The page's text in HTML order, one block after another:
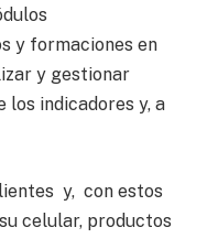
y formaciones en
y gestionar
los indicadores y, a
y, con estos
celular, productos